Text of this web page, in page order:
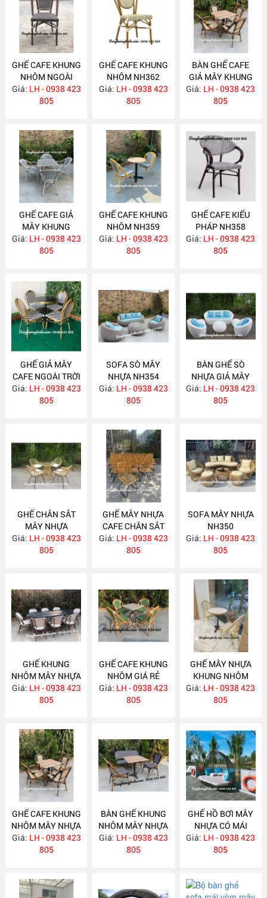
GHẾ CAFE KHUNG
NHÔM NGOÀI
TRỜI NH363
Giá: LH - 0938 423
805
GHẾ CAFE KHUNG
NHÔM NH362
Giá: LH - 0938 423
805
BÀN GHẾ CAFE
GIẢ MÂY KHUNG
NHÔM NH361
Giá: LH - 0938 423
805
GHẾ CAFE GIẢ
MÂY KHUNG
NHÔM NH360
Giá: LH - 0938 423
805
GHẾ CAFE KHUNG
NHÔM NH359
Giá: LH - 0938 423
805
GHẾ CAFE KIỂU
PHÁP NH358
Giá: LH - 0938 423
805
GHẾ GIẢ MÂY
CAFE NGOÀI TRỜI
KHUNG NHÔM
NH357
Giá: LH - 0938 423
805
SOFA SÒ MÂY
NHỰA NH354
Giá: LH - 0938 423
805
BÀN GHẾ SÒ
NHỰA GIẢ MÂY
NGOÀI TRỜI
NH353
Giá: LH - 0938 423
805
GHẾ CHÂN SẮT
MÂY NHỰA
NH352
Giá: LH - 0938 423
805
GHẾ MÂY NHỰA
CAFE CHÂN SẮT
NH351
Giá: LH - 0938 423
805
SOFA MÂY NHỰA
NH350
Giá: LH - 0938 423
805
GHẾ KHUNG
NHÔM MÂY NHỰA
NH347
Giá: LH - 0938 423
805
GHẾ CAFE KHUNG
NHÔM GIÁ RẺ
NH346
Giá: LH - 0938 423
805
GHẾ MÂY NHỰA
KHUNG NHÔM
NH345
Giá: LH - 0938 423
805
GHẾ CAFE KHUNG
NHÔM MÂY NHỰA
NH344
Giá: LH - 0938 423
805
BÀN GHẾ KHUNG
NHÔM MÂY NHỰA
NH343
Giá: LH - 0938 423
805
GHẾ HỒ BƠI MÂY
NHỰA CÓ MÁI
NH342
Giá: LH - 0938 423
805